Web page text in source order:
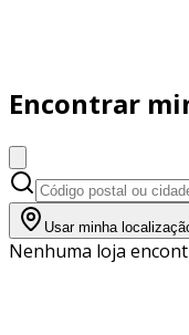
Encontrar
Usar minha
Nenhuma loja